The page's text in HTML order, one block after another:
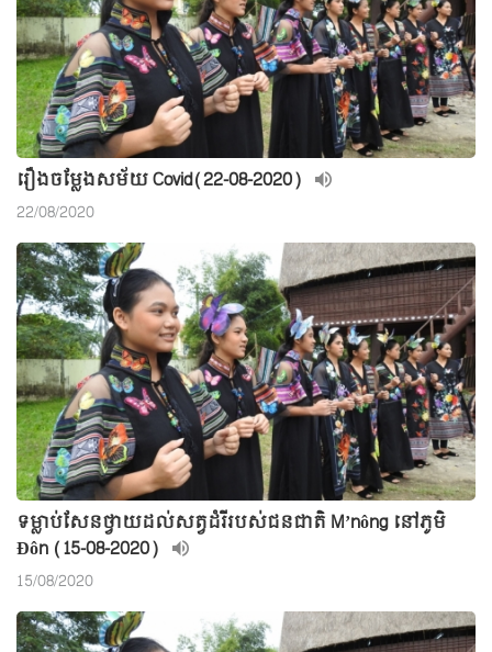
រឿងចម្លែងសម័យ Covid(22-08-2020)
22/08/2020
ទម្លាប់សែនថ្វាយដល់សត្វដំរីរបស់ជនជាតិ M’nông នៅភូមិ
Đôn (15-08-2020)
15/08/2020